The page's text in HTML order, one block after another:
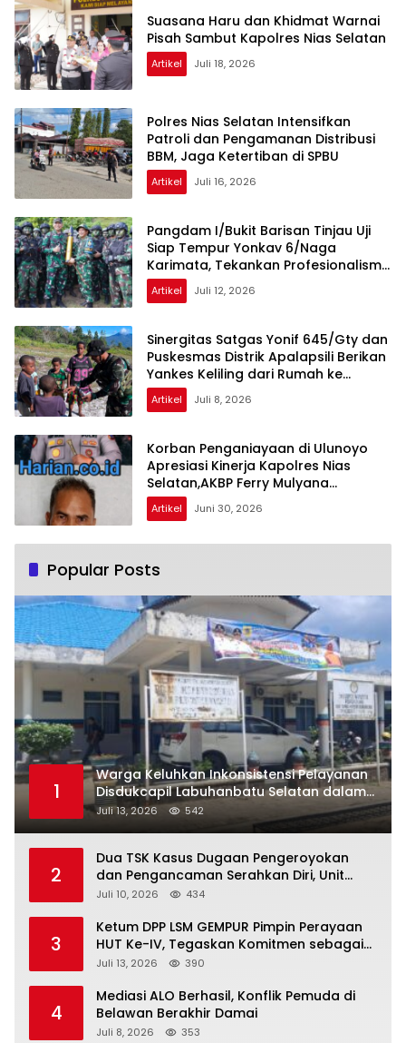
Suasana Haru dan Khidmat Warnai
Pisah Sambut Kapolres Nias Selatan
Artikel Juli 18, 2026
Polres Nias Selatan Intensifkan
Patroli dan Pengamanan Distribusi
BBM, Jaga Ketertiban di SPBU
Artikel Juli 16, 2026
Pangdam I/Bukit Barisan Tinjau Uji
Siap Tempur Yonkav 6/Naga
Karimata, Tekankan Profesionalisme
dan Keselamatan Latihan
Artikel Juli 12, 2026
Sinergitas Satgas Yonif 645/Gty dan
Puskesmas Distrik Apalapsili Berikan
Yankes Keliling dari Rumah ke
Rumah
Artikel Juli 8, 2026
Korban Penganiayaan di Ulunoyo
Apresiasi Kinerja Kapolres Nias
Selatan,AKBP Ferry Mulyana
Sunarya,SIK, M.H
Artikel Juni 30, 2026
Popular Posts
1
Warga Keluhkan Inkonsistensi Pelayanan
Disdukcapil Labuhanbatu Selatan dalam
Pengurusan KK Rusak
Juli 13, 2026 542
2
Dua TSK Kasus Dugaan Pengeroyokan
dan Pengancaman Serahkan Diri, Unit
Reskrim Polsek Lolowau Tuntaskan
Juli 10, 2026 434
3
Ketum DPP LSM GEMPUR Pimpin Perayaan
HUT Ke-IV, Tegaskan Komitmen sebagai
Mitra Pemerintah dan Corong Aspirasi
Juli 13, 2026 390
4
Mediasi ALO Berhasil, Konflik Pemuda di
Belawan Berakhir Damai
Juli 8, 2026 353